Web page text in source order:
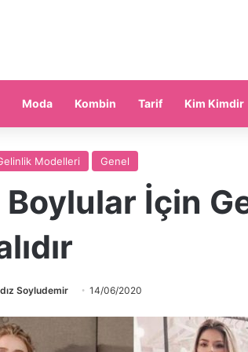
Moda Kombin Tarif Kim Kimdir
Modelleri Genel
Boylular İçin
Soyludemir 14/06/2020